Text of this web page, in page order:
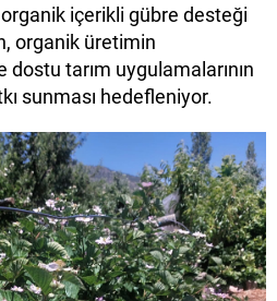
içerikli gübre desteği
organik üretimin
tarım uygulamalarının
sunması hedefleniyor.